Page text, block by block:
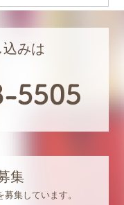
みは
集
集しています。